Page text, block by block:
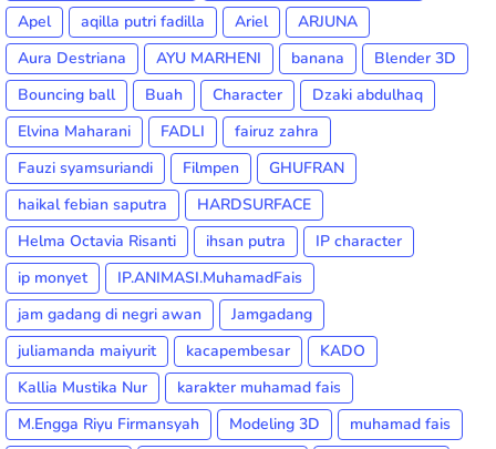
Apel
aqilla putri fadilla Ariel
ARJUNA
Aura Destriana
AYU MARHENI banana
Blender 3D
Bouncing ball
Buah Character
Dzaki abdulhaq
Elvina Maharani
FADLI
fairuz zahra
Fauzi syamsuriandi
Filmpen
GHUFRAN
haikal febian saputra
HARDSURFACE
Helma Octavia Risanti
ihsan putra
IP character
ip monyet
IP.ANIMASI.MuhamadFais
jam gadang di negri awan
Jamgadang
juliamanda maiyurit
kacapembesar
KADO
Kallia Mustika Nur
karakter muhamad fais
M.Engga Riyu Firmansyah
Modeling 3D
muhamad fais